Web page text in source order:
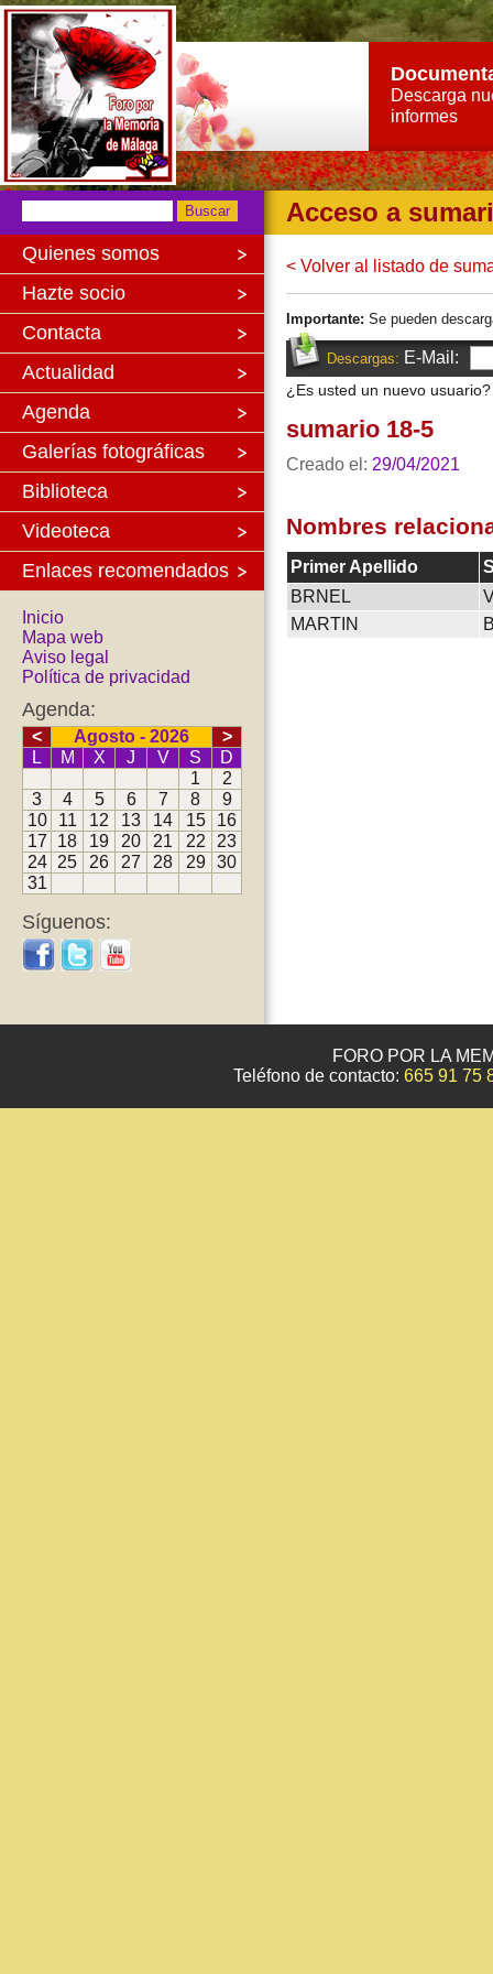
Descarga
informes
Quienes somos
Hazte socio
Contacta
Actualidad
Agenda
Galerías fotográficas
Biblioteca
Videoteca
Enlaces recomendados
Inicio
Mapa web
Aviso legal
Política de privacidad
Agenda:
< Agosto - 2026
>
L
M X J V S
D
1
2
3
4 5 6 7 8
9
10
11 12 13 14 15
16
17
18 19 20 21 22
23
24
25 26 27 28 29
30
31
Síguenos:
Acceso a
< Volver al listado de
Importante: Se pueden
Descargas: E-Mail:
¿Es usted un nuevo
sumario 18-5
Creado el: 29/04/2021
Nombres
Primer Apellido
BRNEL
MARTIN
FORO POR LA
Teléfono de contacto: 665 91 75